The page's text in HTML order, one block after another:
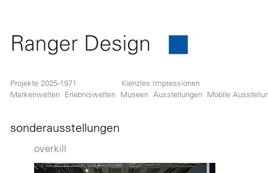
Projekte 2025-1971
Kienzles Impressionen
Markenwelten Erlebniswelten Museen Ausstellungen Mobile
sonderausstellungen
overkill